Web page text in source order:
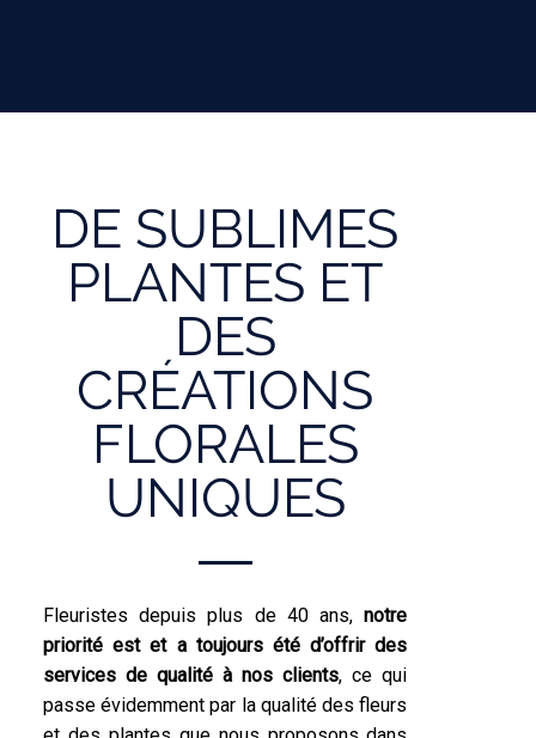
DE SUBLIMES
PLANTES ET
DES
CRÉATIONS
FLORALES
UNIQUES
Fleuristes depuis plus de 40 ans,notre
priorité est et a toujours été d’offrir des
services de qualité à nos clients, ce qui
passe évidemment par la qualité des fleurs